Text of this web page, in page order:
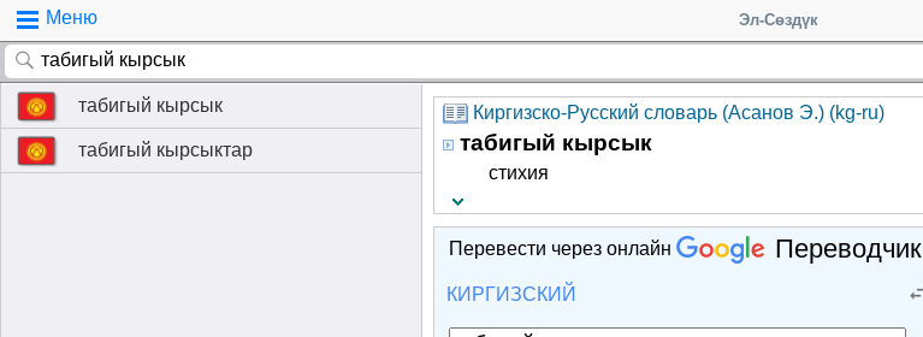
Меню Эл-Сөздүк
табигый кырсык
табигый кырсыктар
Киргизско-Русский словарь (Асанов Э.) (kg-ru)
табигый кырсык
стихия
Перевести через онлайн Переводчик
КИРГИЗСКИЙ